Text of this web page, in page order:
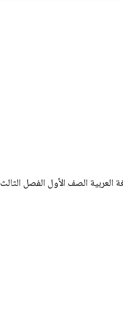
العربية الصف الأول الفصل الثالث